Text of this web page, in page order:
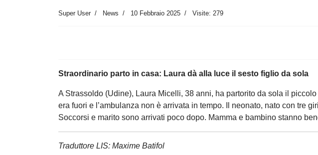
Super User News 10 Febbraio 2025 Visite: 279
Straordinario parto in casa: Laura dà alla luce il sesto figlio da sola
A Strassoldo (Udine), Laura Micelli, 38 anni, ha partorito da sola il
era fuori e l’ambulanza non è arrivata in tempo. Il neonato, nato con tre
Soccorsi e marito sono arrivati poco dopo. Mamma e bambino stanno
Traduttore LIS: Maxime Batifol